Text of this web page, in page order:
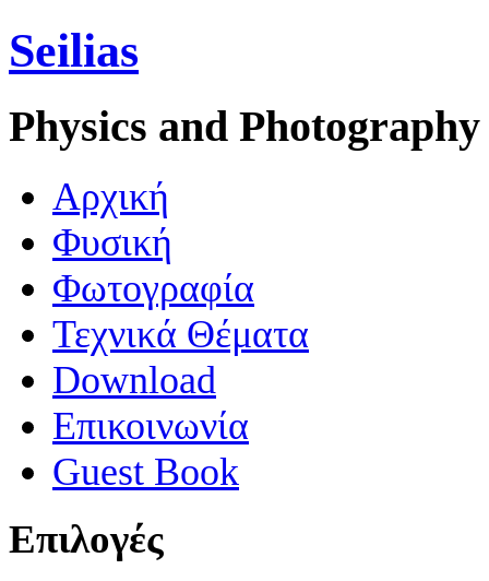
Seilias
Physics and Photography
Aρχική
Φυσική
Φωτογραφία
Τεχνικά Θέματα
Download
Επικοινωνία
Guest Book
Επιλογές